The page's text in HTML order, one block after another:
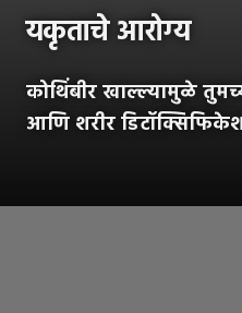
यकृताचे आरोग्य
कोथिंबीर खाल्ल्यामुळे
आणि शरीर